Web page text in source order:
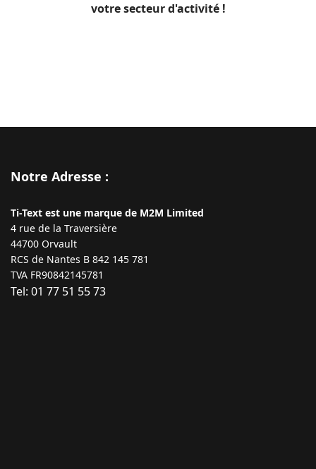
votre secteur d'activité !
Notre Adresse :
Ti-Text est une marque de M2M Limited
4 rue de la Traversière
44700 Orvault
RCS de Nantes B 842 145 781
TVA FR90842145781
Tel: 01 77 51 55 73